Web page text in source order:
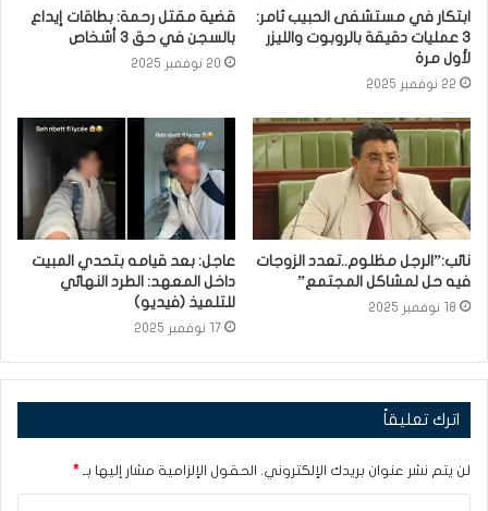
ابتكار في مستشفى الحبيب ثامر:
3 عمليات دقيقة بالروبوت والليزر
لأول مرة
22 نوفمبر 2025
قضية مقتل رحمة: بطاقات إيداع
بالسجن في حق 3 أشخاص
20 نوفمبر 2025
نائب:”الرجل مظلوم..تعدد الزوجات
فيه حل لمشاكل المجتمع”
18 نوفمبر 2025
عاجل: بعد قيامه بتحدي المبيت
داخل المعهد: الطرد النهائي
للتلميذ (فيديو)
17 نوفمبر 2025
اترك تعليقاً
لن يتم نشر عنوان بريدك الإلكتروني. الحقول الإلزامية مشار إليها بـ *